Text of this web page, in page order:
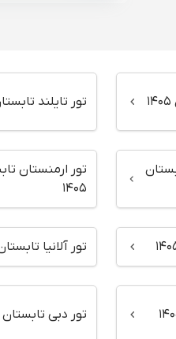
تور تایلند تابستان
تور ارمنستان
۱۴۰۵
تور آلانیا تابستان
تور دبی تابستان ۱۴۰۵